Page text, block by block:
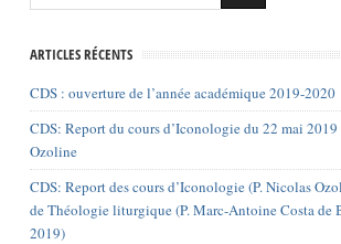
ARTICLES RÉCENTS
CDS : ouverture de l’année académique 2019-2020
CDS: Report du cours d’Iconologie du 22 mai 2019
Ozoline
CDS: Report des cours d’Iconologie (P. Nicolas
de Théologie liturgique (P. Marc-Antoine Costa de
2019)